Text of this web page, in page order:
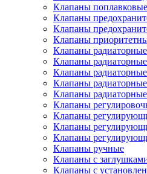
Клапаны поплавковые
Клапаны
Клапаны
Клапаны
Клапаны радиаторные
Клапаны
Клапаны
Клапаны
Клапаны радиаторные
Клапаны
Клапаны
Клапаны
Клапаны
Клапаны ручные
Клапаны с
Клапаны с